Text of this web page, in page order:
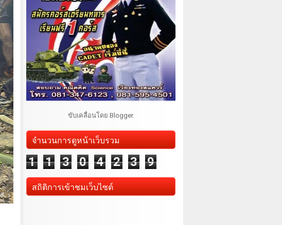
ขับเคลื่อนโดย Blogger.
จำนวนการดูหน้าเว็บรวม
1 1 3 0 4 2 3 9
สถิติการเข้าชมเว็บไซต์